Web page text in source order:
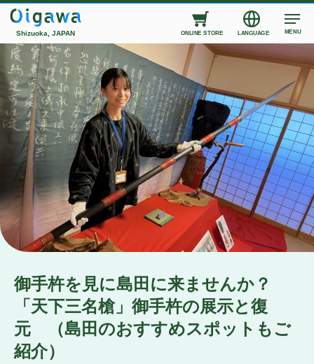
Shizuoka, JAPAN ONLINE STORE LANGUAGE MENU
御手杵を見に島田に来ませんか？
「天下三名槍」御手杵の展示と復
元 （島田のおすすめスポットもご
紹介）